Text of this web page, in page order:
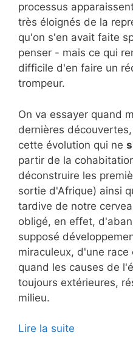
processus
très éloignés de la
qu'on s'en avait faite
penser - mais ce qui
difficile d'en faire un
trompeur.
On va essayer quand
dernières
cette évolution qui ne
partir de la
déconstruire les
sortie d'Afrique) ainsi
tardive de notre
obligé, en effet,
supposé
miraculeux, d'une race
quand les causes de
toujours extérieures,
milieu.
Lire la suite